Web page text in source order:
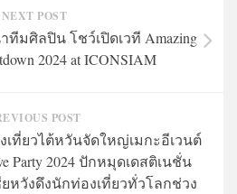
NEXT POST
ทีมศิลปิน โชว์เปิดเวที Amazing
2024 at ICONSIAM
POST
เที่ยวไต้หวันจัดใหญ่เมกะอีเวนต์
Party 2024 ปักหมุดเดสติเนชั่น
หวังดึงนักท่องเที่ยวทั่วโลกช่วง